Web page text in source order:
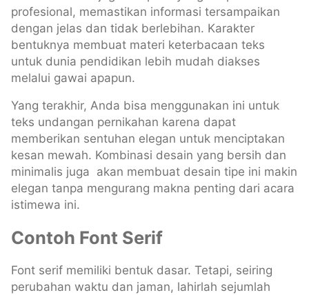
profesional, memastikan informasi tersampaikan
dengan jelas dan tidak berlebihan. Karakter
bentuknya membuat materi keterbacaan teks
untuk dunia pendidikan lebih mudah diakses
melalui gawai apapun.
Yang terakhir, Anda bisa menggunakan ini untuk
teks undangan pernikahan karena dapat
memberikan sentuhan elegan untuk menciptakan
kesan mewah. Kombinasi desain yang bersih dan
minimalis juga akan membuat desain tipe ini makin
elegan tanpa mengurang makna penting dari acara
istimewa ini.
Contoh Font Serif
Font serif memiliki bentuk dasar. Tetapi, seiring
perubahan waktu dan jaman, lahirlah sejumlah